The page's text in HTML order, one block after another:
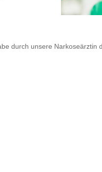
durch unsere Narkoseärztin